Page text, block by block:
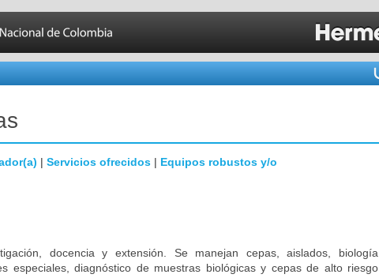
| Servicios ofrecidos | Equipos robustos y/o
docencia y extensión. Se manejan cepas, aislados, biología
especiales, diagnóstico de muestras biológicas y cepas de alto riesgo